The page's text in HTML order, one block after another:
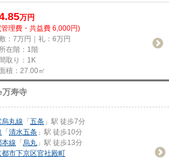
万円
管理費・共益費 6,000円)
敷：7万円｜礼：6万円
所在階：1階
間取り：1K
積：27.00㎡
寿寺
丸線 「 五条 」駅 徒歩7分
「 清水五条 」駅 徒歩10分
本線 「 烏丸 」駅 徒歩13分
都市下京区官社殿町